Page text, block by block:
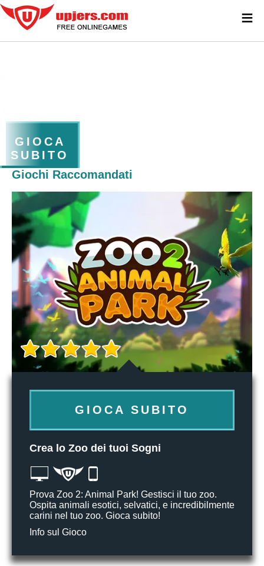
GIOCA
SUBITO
Giochi Raccomandati
GIOCA SUBITO
Crea lo Zoo dei tuoi Sogni
Prova Zoo 2: Animal Park! Gestisci il tuo zoo.
Ospita animali esotici, selvatici, e incredibilmente
carini nel tuo zoo. Gioca subito!
Info sul Gioco
≡